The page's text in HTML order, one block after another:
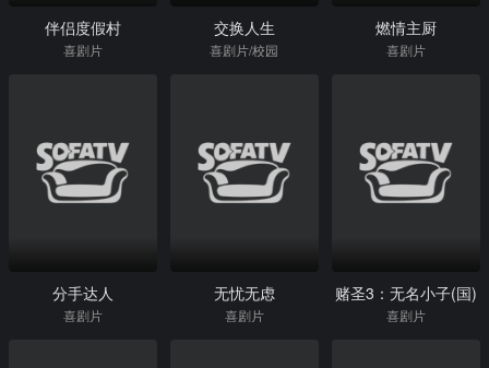
伴侣度假村
喜剧片
交换人生
喜剧片/校园
燃情主厨
喜剧片
分手达人
喜剧片
无忧无虑
喜剧片
赌圣3：无名小子(国)
喜剧片